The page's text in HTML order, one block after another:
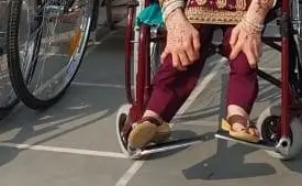
हा
वी
र
इं
ट
र